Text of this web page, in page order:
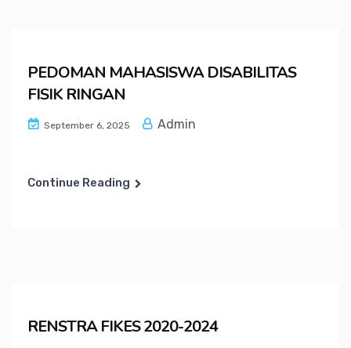
PEDOMAN MAHASISWA DISABILITAS
FISIK RINGAN
September 6, 2025 Admin
Continue Reading
RENSTRA FIKES 2020-2024